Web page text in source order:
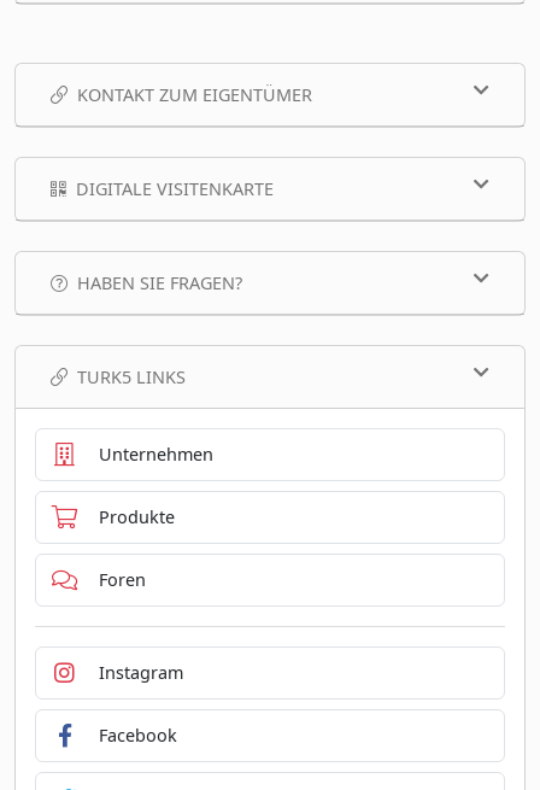
KONTAKT ZUM EIGENTÜMER
DIGITALE VISITENKARTE
HABEN SIE FRAGEN?
TURK5 LINKS
Unternehmen
Produkte
Foren
Instagram
Facebook